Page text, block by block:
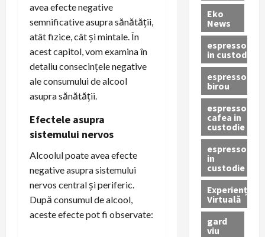
avea efecte negative
semnificative asupra sănătății,
atât fizice, cât și mintale. În
acest capitol, vom examina în
detaliu consecințele negative
ale consumului de alcool
asupra sănătății.
Efectele asupra
sistemului nervos
Alcoolul poate avea efecte
negative asupra sistemului
nervos central și periferic.
După consumul de alcool,
aceste efecte pot fi observate:
Eko
News
espressoare
in custodie
espressor
birou
espressor
cafea in
custodie
espressor
in
custodie
Experiență
Virtuală
gard
viu